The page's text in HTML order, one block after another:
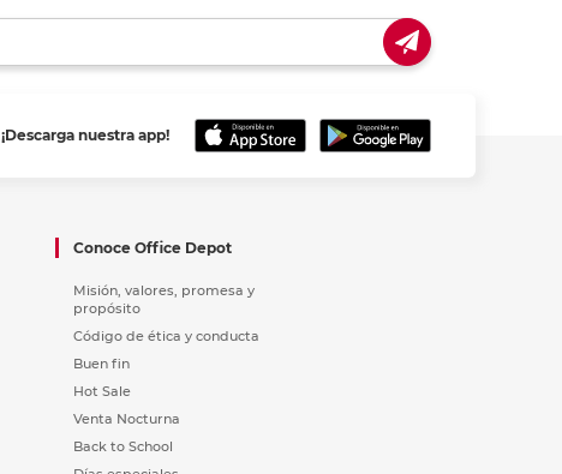
¡Descarga nuestra app!
Conoce Office Depot
Misión, valores, promesa y
propósito
Código de ética y conducta
Buen fin
Hot Sale
Venta Nocturna
Back to School